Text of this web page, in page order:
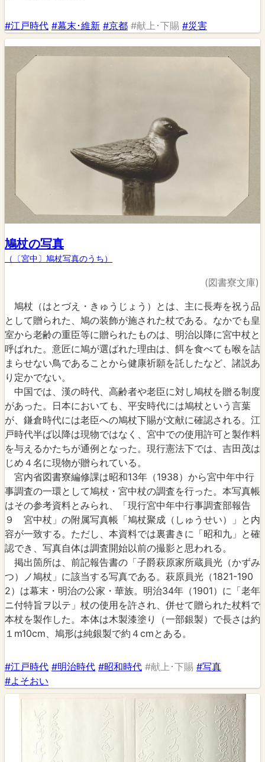
#江戸時代 #幕末･維新 #京都 #献上･下賜 #災害
鳩杖の写真
（〔宮中〕鳩杖写真のうち）
(図書寮文庫)
鳩杖（はとづえ・きゅうじょう）とは、主に長寿を祝う品
として贈られた、鳩の装飾が施された杖である。なかでも皇
室から老齢の重臣等に贈られたものは、明治以降に宮中杖と
呼ばれた。意匠に鳩が選ばれた理由は、餌を食べても喉を詰
まらせない鳥であることから健康祈願を託したなど、諸説あ
り定かでない。
中国では、漢の時代、高齢者や老臣に対し鳩杖を贈る制度
があった。日本においても、平安時代には鳩杖という言葉
が、鎌倉時代には老臣への鳩杖下賜が文献に確認される。江
戸時代半ば以降は現物ではなく、宮中での使用許可と製作料
を与えるかたちが通例となった。現行憲法下では、吉田茂は
じめ４名に現物が贈られている。
宮内省図書寮編修課は昭和13年（1938）から宮中年中行
事調査の一環として鳩杖・宮中杖の調査を行った。本写真帳
はその参考資料とみられ、「現行宮中年中行事調査部報告
９ 宮中杖」の附属写真帳「鳩杖聚成（しゅうせい）」と内
容が一致する。ただし、本資料では裏書きに「昭和九」と確
認でき、写真自体は調査開始以前の撮影と思われる。
掲出箇所は、前記報告書の「子爵萩原家所蔵員光（かずみ
つ）ノ鳩杖」に該当する写真である。萩原員光（1821-190
2）は幕末・明治の公家・華族。明治34年（1901）に「老年
ニ付特旨ヲ以テ」杖の使用を許され、併せて贈られた杖料で
本杖を製作した。本体は木製漆塗り（一部銀製）で長さは約
１m10cm、鳩形は純銀製で約４cmとある。
#江戸時代 #明治時代 #昭和時代 #献上･下賜 #写真
#よそおい